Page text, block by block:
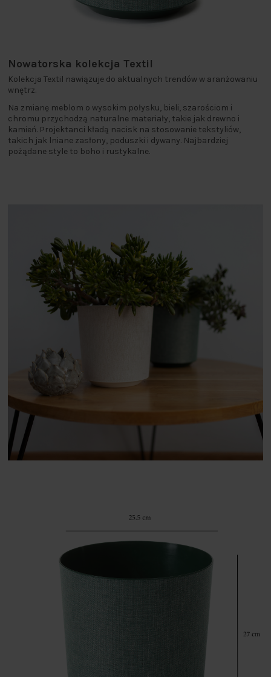
Nowatorska kolekcja Textil
Kolekcja Textil nawiązuje do aktualnych trendów w aranżowaniu
wnętrz.
Na zmianę meblom o wysokim połysku, bieli, szarościom i
chromu przychodzą naturalne materiały, takie jak drewno i
kamień. Projektanci kładą nacisk na stosowanie tekstyliów,
takich jak lniane zasłony, poduszki i dywany. Najbardziej
pożądane style to boho i rustykalne.